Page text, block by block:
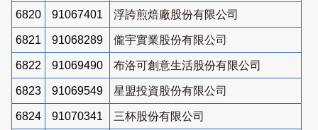
6820 91067401 浮誇煎焙廠股份有限公司
6821 91068289 儱宇實業股份有限公司
6822 91069490 布洛可創意生活股份有限公司
6823 91069549 星盟投資股份有限公司
6824 91070341 三杯股份有限公司